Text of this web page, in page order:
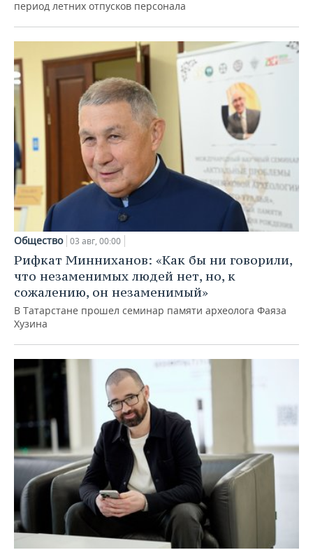
период летних отпусков персонала
Общество 03 авг, 00:00
Рифкат Минниханов: «Как бы ни говорили,
что незаменимых людей нет, но, к
сожалению, он незаменимый»
В Татарстане прошел семинар памяти археолога Фаяза
Хузина